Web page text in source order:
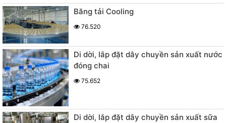
Băng tải Cooling
76.520
Di dời, lắp đặt dây chuyền sản xuất nước
đóng chai
75.652
Di dời, lắp đặt dây chuyền sản xuất sữa